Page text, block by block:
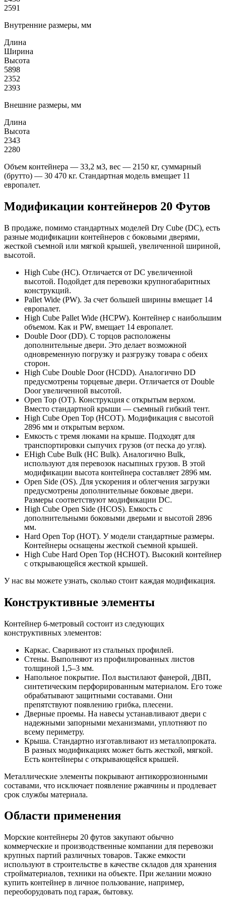
2591
Внутренние размеры, мм
Длина
Ширина
Высота
5898
2352
2393
Внешние размеры, мм
Длина
Высота
2343
2280
Объем контейнера — 33,2 м3, вес — 2150 кг, суммарный
(брутто) — 30 470 кг. Стандартная модель вмещает 11
европалет.
Модификации контейнеров 20 Футов
В продаже, помимо стандартных моделей Dry Cube (DC), есть
разные модификации контейнеров с боковыми дверями,
жесткой съемной или мягкой крышей, увеличенной шириной,
высотой.
High Cube (HC). Отличается от DC увеличенной
высотой. Подойдет для перевозки крупногабаритных
конструкций.
Pallet Wide (PW). За счет большей ширины вмещает 14
европалет.
High Cube Pallet Wide (HCPW). Контейнер с наибольшим
объемом. Как и PW, вмещает 14 европалет.
Double Door (DD). С торцов расположены
дополнительные двери. Это делает возможной
одновременную погрузку и разгрузку товара с обеих
сторон.
High Cube Double Door (HCDD). Аналогично DD
предусмотрены торцевые двери. Отличается от Double
Door увеличенной высотой.
Open Top (OT). Конструкция с открытым верхом.
Вместо стандартной крыши — съемный гибкий тент.
High Cube Open Top (HCOT). Модификация с высотой
2896 мм и открытым верхом.
Емкость с тремя люками на крыше. Подходят для
транспортировки сыпучих грузов (от песка до угля).
ЕHigh Cube Bulk (HC Bulk). Аналогично Bulk,
используют для перевозок насыпных грузов. В этой
модификации высота контейнера составляет 2896 мм.
Open Side (OS). Для ускорения и облегчения загрузки
предусмотрены дополнительные боковые двери.
Размеры соответствуют модификации DC.
High Cube Open Side (HCOS). Емкость с
дополнительными боковыми дверьми и высотой 2896
мм.
Hard Open Top (HOT). У модели стандартные размеры.
Контейнеры оснащены жесткой съемной крышей.
High Cube Hard Open Top (HCHOT). Высокий контейнер
с открывающейся жесткой крышей.
У нас вы можете узнать, сколько стоит каждая модификация.
Конструктивные элементы
Контейнер 6-метровый состоит из следующих
конструктивных элементов:
Каркас. Сваривают из стальных профилей.
Стены. Выполняют из профилированных листов
толщиной 1,5–3 мм.
Напольное покрытие. Пол выстилают фанерой, ДВП,
синтетическим перфорированным материалом. Его тоже
обрабатывают защитными составами. Они
препятствуют появлению грибка, плесени.
Дверные проемы. На навесы устанавливают двери с
надежными запорными механизмами, уплотняют по
всему периметру.
Крыша. Стандартно изготавливают из металлопроката.
В разных модификациях может быть жесткой, мягкой.
Есть контейнеры с открывающейся крышей.
Металлические элементы покрывают антикоррозионными
составами, что исключает появление ржавчины и продлевает
срок службы материала.
Области применения
Морские контейнеры 20 футов закупают обычно
коммерческие и производственные компании для перевозки
крупных партий различных товаров. Также емкости
используют в строительстве в качестве складов для хранения
стройматериалов, техники на объекте. При желании можно
купить контейнер в личное пользование, например,
переоборудовать под гараж, бытовку.